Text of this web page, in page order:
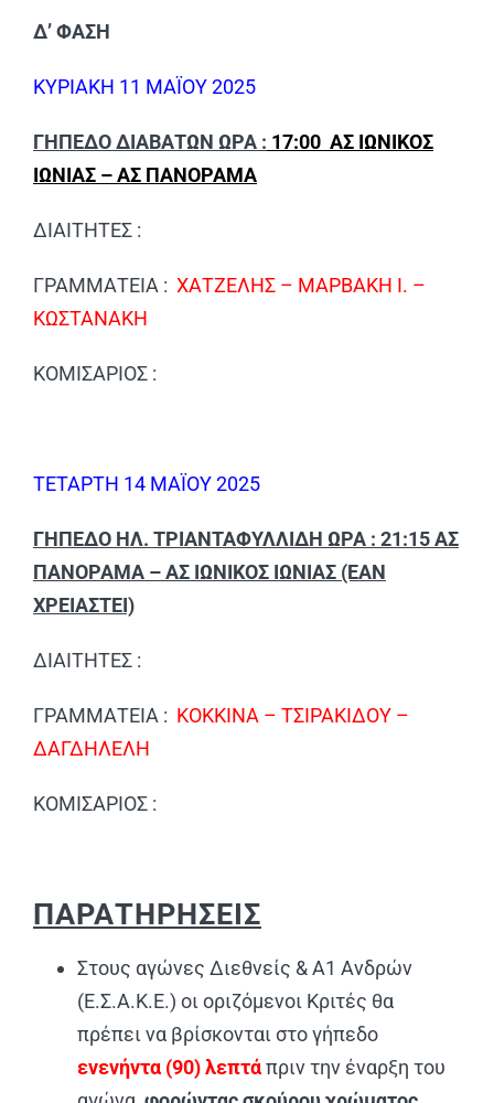
Δ’ ΦΑΣΗ
ΚΥΡΙΑΚΗ 11 ΜΑΪΟΥ 2025
ΓΗΠΕΔΟ ΔΙΑΒΑΤΩΝ ΩΡΑ : 17:00 ΑΣ ΙΩΝΙΚΟΣ
ΙΩΝΙΑΣ – ΑΣ ΠΑΝΟΡΑΜΑ
ΔΙΑΙΤΗΤΕΣ :
ΓΡΑΜΜΑΤΕΙΑ : ΧΑΤΖΕΛΗΣ – ΜΑΡΒΑΚΗ Ι. –
ΚΩΣΤΑΝΑΚΗ
ΚΟΜΙΣΑΡΙΟΣ :
ΤΕΤΑΡΤΗ 14 ΜΑΪΟΥ 2025
ΓΗΠΕΔΟ ΗΛ. ΤΡΙΑΝΤΑΦΥΛΛΙΔΗ ΩΡΑ : 21:15 ΑΣ
ΠΑΝΟΡΑΜΑ – ΑΣ ΙΩΝΙΚΟΣ ΙΩΝΙΑΣ (ΕΑΝ
ΧΡΕΙΑΣΤΕΙ)
ΔΙΑΙΤΗΤΕΣ :
ΓΡΑΜΜΑΤΕΙΑ : ΚΟΚΚΙΝΑ – ΤΣΙΡΑΚΙΔΟΥ –
ΔΑΓΔΗΛΕΛΗ
ΚΟΜΙΣΑΡΙΟΣ :
ΠΑΡΑΤΗΡΗΣΕΙΣ
Στους αγώνες Διεθνείς & Α1 Ανδρών
(Ε.Σ.Α.Κ.Ε.) οι οριζόμενοι Κριτές θα
πρέπει να βρίσκονται στο γήπεδο
ενενήντα (90) λεπτάπριν την έναρξη του